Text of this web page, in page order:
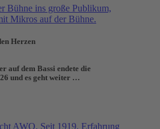
Herzen
auf dem Bassi endete die
und es geht weiter …